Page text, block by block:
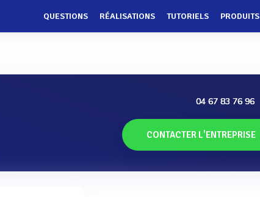
QUESTIONS RÉALISATIONS TUTORIELS PRODUITS
04 67 83 76 96
CONTACTER L'ENTREPRISE